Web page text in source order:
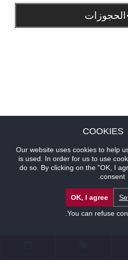
الحجوزات
COOKIES
Our website uses cookies to help
is used. In order for us to use
do so. By clicking on the "OK, I
consent.
OK, I agree
You can refuse
.